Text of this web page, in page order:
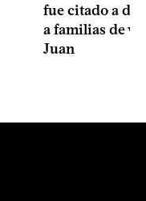
fue citado a
a familias de
Juan